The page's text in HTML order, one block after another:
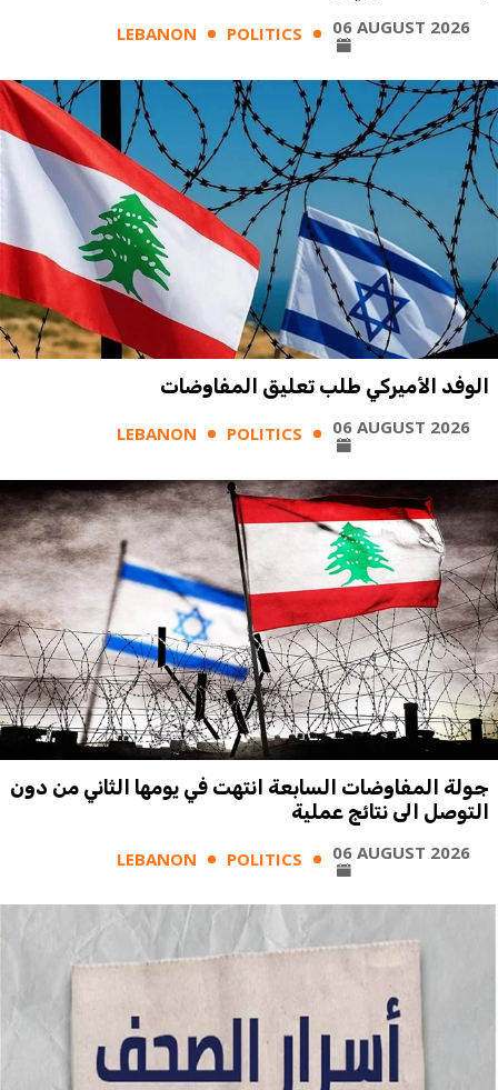
LEBANON POLITICS 06 AUGUST 2026
الوفد الأميركي طلب تعليق المفاوضات
LEBANON POLITICS 06 AUGUST 2026
جولة المفاوضات السابعة انتهت في يومها الثاني من دون
التوصل الى نتائج عملية
LEBANON POLITICS 06 AUGUST 2026